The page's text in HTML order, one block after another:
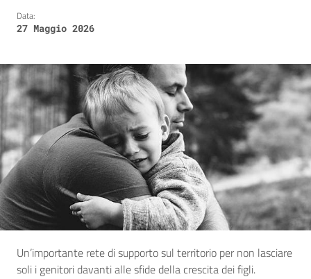
Data:
27 Maggio 2026
Un’importante rete di supporto sul territorio per non lasciare
soli i genitori davanti alle sfide della crescita dei figli.